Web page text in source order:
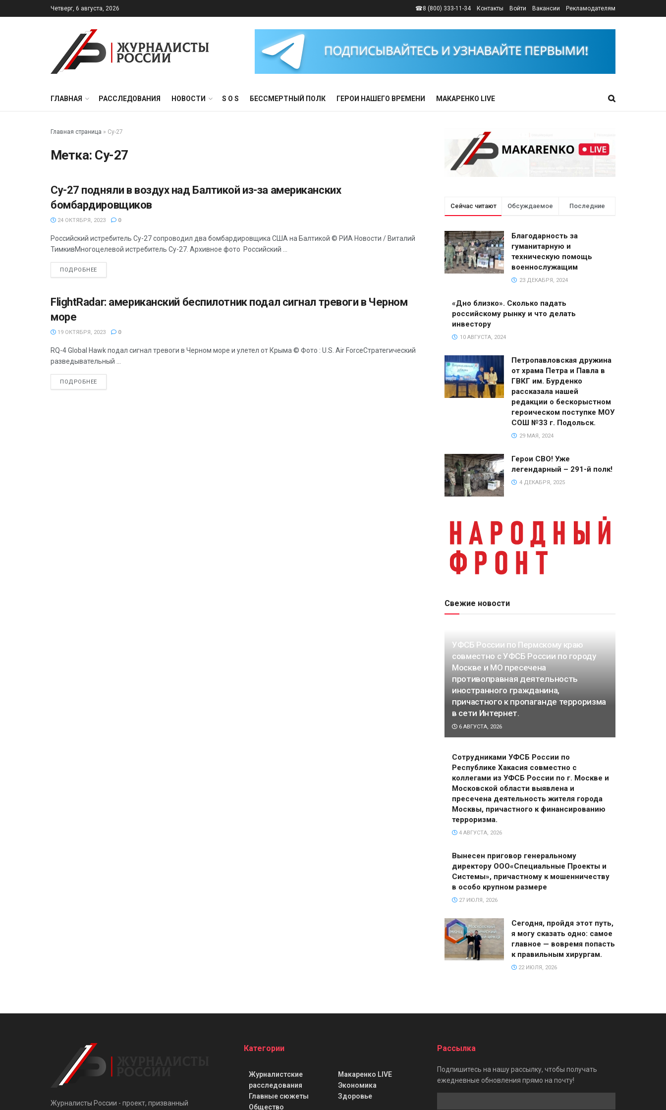
Четверг, 6 августа, 2026 ☎8 (800) 333-11-34 Контакты Войти Вакансии Рекламодателям
ГЛАВНАЯ РАССЛЕДОВАНИЯ НОВОСТИ S O S БЕССМЕРТНЫЙ ПОЛК ГЕРОИ НАШЕГО ВРЕМЕНИ МАКАРЕНКО LIVE
Главная страница » Су-27
Метка: Су-27
ПРОИСШЕСТВИЯ
Су-27 подняли в воздух над Балтикой из-за американских
бомбардировщиков
24 ОКТЯБРЯ, 2023 0
Российский истребитель Су-27 сопроводил два бомбардировщика США на Балтикой © РИА Новости / Виталий
ТимкивМногоцелевой истребитель Су-27. Архивное фото Российский ...
ПОДРОБНЕЕ
ПОЛИТИКА
FlightRadar: американский беспилотник подал сигнал тревоги в Черном
море
19 ОКТЯБРЯ, 2023 0
RQ-4 Global Hawk подал сигнал тревоги в Черном море и улетел от Крыма © Фото : U.S. Air ForceСтратегический
разведывательный ...
ПОДРОБНЕЕ
Сейчас читают Обсуждаемое Последние
Благодарность за
гуманитарную и
техническую помощь
военнослужащим
23 ДЕКАБРЯ, 2024
«Дно близко». Сколько падать
российскому рынку и что делать
инвестору
10 АВГУСТА, 2024
Петропавловская дружина
от храма Петра и Павла в
ГВКГ им. Бурденко
рассказала нашей
редакции о бескорыстном
героическом поступке МОУ
СОШ №33 г. Подольск.
29 МАЯ, 2024
Герои СВО! Уже
легендарный – 291-й полк!
4 ДЕКАБРЯ, 2025
Свежие новости
УФСБ России по Пермскому краю
совместно с УФСБ России по городу
Москве и МО пресечена
противоправная деятельность
иностранного гражданина,
причастного к пропаганде терроризма
в сети Интернет.
6 АВГУСТА, 2026
Сотрудниками УФСБ России по
Республике Хакасия совместно с
коллегами из УФСБ России по г. Москве и
Московской области выявлена и
пресечена деятельность жителя города
Москвы, причастного к финансированию
терроризма.
4 АВГУСТА, 2026
Вынесен приговор генеральному
директору ООО«Специальные Проекты и
Системы», причастному к мошенничеству
в особо крупном размере
27 ИЮЛЯ, 2026
Сегодня, пройдя этот путь,
я могу сказать одно: самое
главное — вовремя попасть
к правильным хирургам.
22 ИЮЛЯ, 2026
Журналисты России - проект, призванный
Категории
Журналистские
расследования
Главные сюжеты
Общество
Макаренко LIVE
Экономика
Здоровье
Рассылка
Подпишитесь на нашу рассылку, чтобы получать
ежедневные обновления прямо на почту!